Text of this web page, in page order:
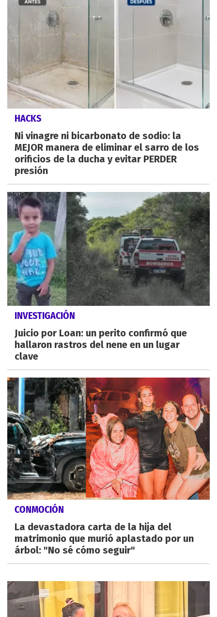
HACKS
Ni vinagre ni bicarbonato de sodio: la
MEJOR manera de eliminar el sarro de los
orificios de la ducha y evitar PERDER
presión
INVESTIGACIÓN
Juicio por Loan: un perito confirmó que
hallaron rastros del nene en un lugar
clave
CONMOCIÓN
La devastadora carta de la hija del
matrimonio que murió aplastado por un
árbol: "No sé cómo seguir"